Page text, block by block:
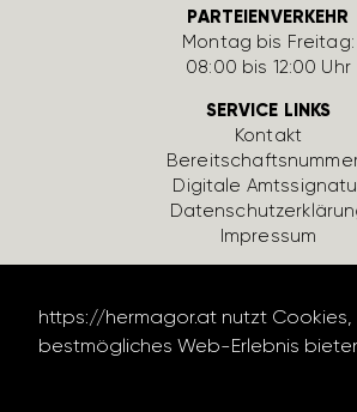
https://hermagor.at nutzt Cookies,
bestmögliches Web-Erlebnis
PARTEIENVERKEHR
Montag bis Freitag:
08:00 bis 12:00 Uhr
SERVICE LINKS
Kontakt
Digi­tale
Impressum